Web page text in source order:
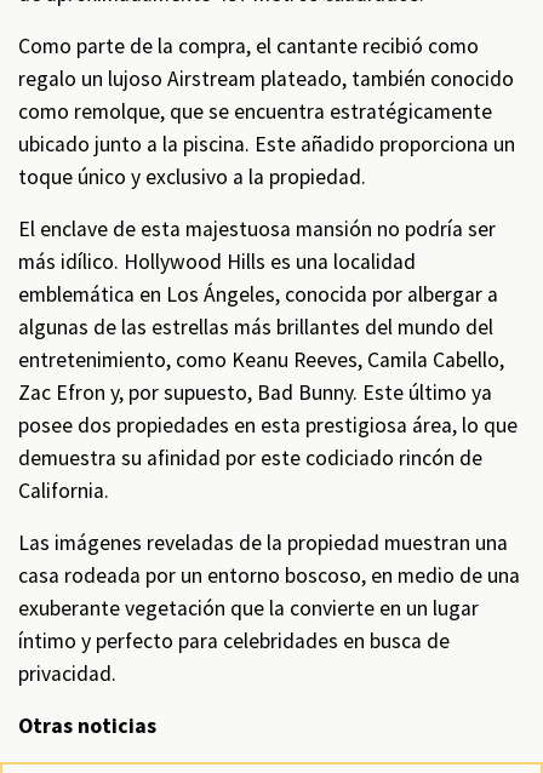
Como parte de la compra, el cantante recibió como
regalo un lujoso Airstream plateado, también conocido
como remolque, que se encuentra estratégicamente
ubicado junto a la piscina. Este añadido proporciona un
toque único y exclusivo a la propiedad.
El enclave de esta majestuosa mansión no podría ser
más idílico. Hollywood Hills es una localidad
emblemática en Los Ángeles, conocida por albergar a
algunas de las estrellas más brillantes del mundo del
entretenimiento, como Keanu Reeves, Camila Cabello,
Zac Efron y, por supuesto, Bad Bunny. Este último ya
posee dos propiedades en esta prestigiosa área, lo que
demuestra su afinidad por este codiciado rincón de
California.
Las imágenes reveladas de la propiedad muestran una
casa rodeada por un entorno boscoso, en medio de una
exuberante vegetación que la convierte en un lugar
íntimo y perfecto para celebridades en busca de
privacidad.
Otras noticias